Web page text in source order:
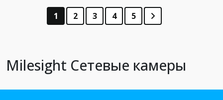
1 2 3 4 5
Milesight Сетевые камеры